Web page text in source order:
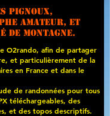
PIGNOUX,
amateur, et
de montagne.
O2rando, afin de partager
et particulièrement de la
en France et dans le
de randonnées pour tous
téléchargeables, des
et des topos descriptifs.